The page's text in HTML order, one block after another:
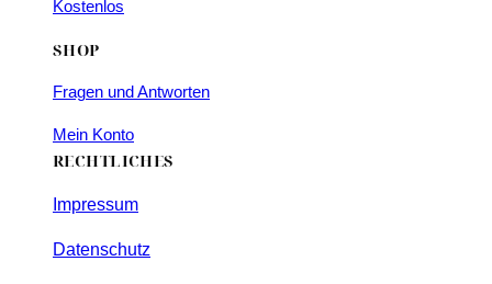
Kostenlos
SHOP
Fragen und Antworten
Mein Konto
RECHTLICHES
Impressum
Datenschutz